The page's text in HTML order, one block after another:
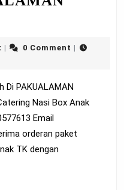
knasibox0 Comment
Nasi Box Anak
Email
orderan paket
TK dengan